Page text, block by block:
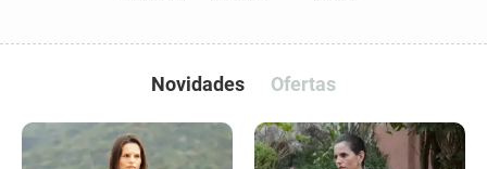
Novidades Ofertas